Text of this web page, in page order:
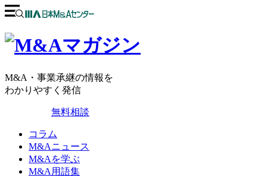
M&A・事業承継の情報を
わかりやすく発信
無料相談
コラム
M&Aニュース
M&Aを学ぶ
M&A用語集